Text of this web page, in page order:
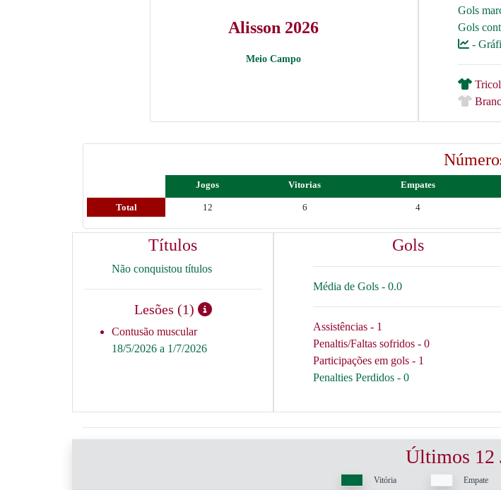
Alisson 2026
Meio Campo
Gols
Gols
-
Jogos Vitorias Empates
Total 12 6 4
Títulos
Não conquistou títulos
Lesões (1)
Contusão muscular
18/5/2026 a 1/7/2026
Gols
Média de Gols - 0.0
Assistências - 1
Penaltis/Faltas sofridos - 0
Participações em gols - 1
Penalties Perdidos - 0
Últimos 12
Vitória Empate